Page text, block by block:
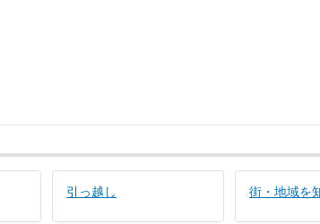
引っ越し 街・地域を